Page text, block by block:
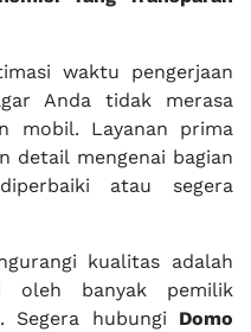
waktu pengerjaan
Anda tidak merasa
mobil. Layanan prima
detail mengenai bagian
atau segera
kualitas adalah
oleh banyak pemilik
Segera hubungi Domo